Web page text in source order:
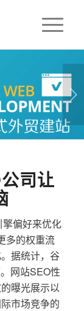
页
1 2
司让
偏好来优化
多的权重流
据统计，谷
网站SEO性
曝光展示以
市场竞争的